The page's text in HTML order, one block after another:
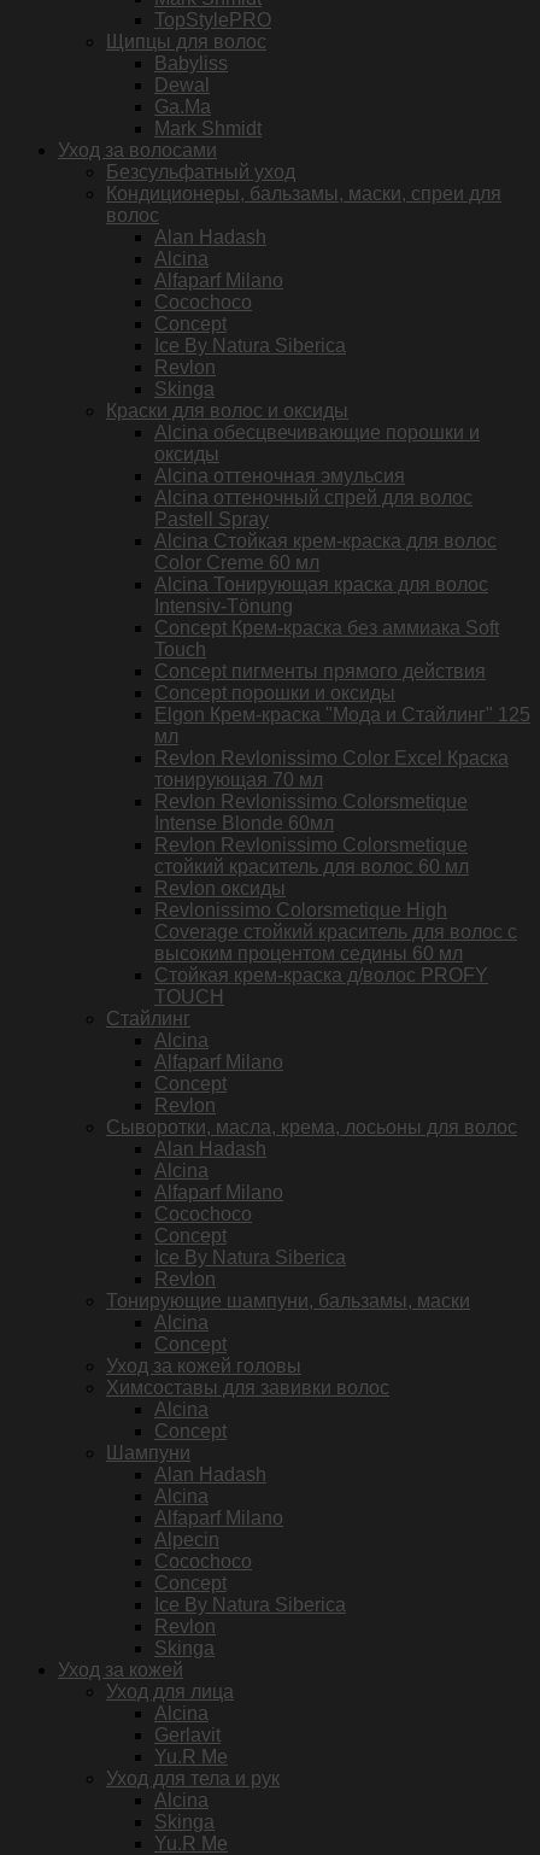
TopStylePRO
Щипцы для волос
Babyliss
Dewal
Ga.Ma
Mark Shmidt
Уход за волосами
Безсульфатный уход
Кондиционеры, бальзамы, маски, спреи для
волос
Alan Hadash
Alcina
Alfaparf Milano
Cocochoco
Concept
Ice By Natura Siberica
Revlon
Skinga
Краски для волос и оксиды
Alcina обесцвечивающие порошки и
оксиды
Alcina оттеночная эмульсия
Alcina оттеночный спрей для волос
Pastell Spray
Alcina Стойкая крем-краска для волос
Color Creme 60 мл
Alcina Тонирующая краска для волос
Intensiv-Tönung
Concept Крем-краска без аммиака Soft
Touch
Concept пигменты прямого действия
Concept порошки и оксиды
Elgon Крем-краска "Мода и Стайлинг" 125
мл
Revlon Revlonissimo Color Excel Краска
тонирующая 70 мл
Revlon Revlonissimo Colorsmetique
Intense Blonde 60мл
Revlon Revlonissimo Colorsmetique
стойкий краситель для волос 60 мл
Revlon оксиды
Revlonissimo Colorsmetique High
Coverage стойкий краситель для волос с
высоким процентом седины 60 мл
Стойкая крем-краска д/волос PROFY
TOUCH
Стайлинг
Alcina
Alfaparf Milano
Concept
Revlon
Сыворотки, масла, крема, лосьоны для волос
Alan Hadash
Alcina
Alfaparf Milano
Cocochoco
Concept
Ice By Natura Siberica
Revlon
Тонирующие шампуни, бальзамы, маски
Alcina
Concept
Уход за кожей головы
Химсоставы для завивки волос
Alcina
Concept
Шампуни
Alan Hadash
Alcina
Alfaparf Milano
Alpecin
Cocochoco
Concept
Ice By Natura Siberica
Revlon
Skinga
Уход за кожей
Уход для лица
Alcina
Gerlavit
Yu.R Me
Уход для тела и рук
Alcina
Skinga
Yu.R Me